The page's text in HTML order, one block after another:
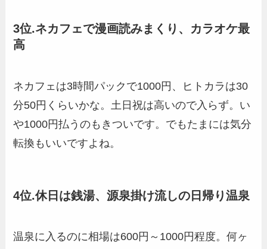
3位.ネカフェで漫画読みまくり、カラオケ最
高
ネカフェは3時間パックで1000円、ヒトカラは30
分50円くらいかな。土日祝は高いので入らず。い
や1000円払うのもきついです。でもたまには気分
転換もいいですよね。
4位.休日は銭湯、源泉掛け流しの日帰り温泉
温泉に入るのに相場は600円～1000円程度。何ヶ